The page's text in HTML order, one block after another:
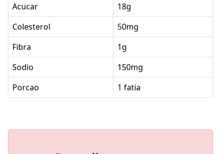
Acucar
18g
Colesterol
50mg
Fibra
1g
Sodio
150mg
Porcao
1 fatia